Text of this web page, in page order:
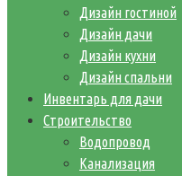
Дизайн гостиной
Дизайн дачи
Дизайн кухни
Дизайн спальни
Инвентарь для дачи
Строительство
Водопровод
Канализация